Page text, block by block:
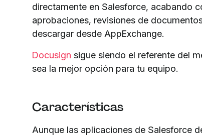
directamente en Salesforce, acabando
aprobaciones, revisiones de
descargar desde AppExchange.
Docusign sigue siendo el referente del
sea la mejor opción para tu equipo.
Características
Aunque las aplicaciones de Salesforce